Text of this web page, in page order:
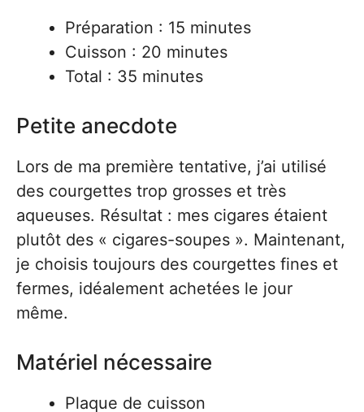
Préparation : 15 minutes
Cuisson : 20 minutes
Total : 35 minutes
Petite anecdote
Lors de ma première tentative, j’ai utilisé
des courgettes trop grosses et très
aqueuses. Résultat : mes cigares étaient
plutôt des « cigares-soupes ». Maintenant,
je choisis toujours des courgettes fines et
fermes, idéalement achetées le jour
même.
Matériel nécessaire
Plaque de cuisson